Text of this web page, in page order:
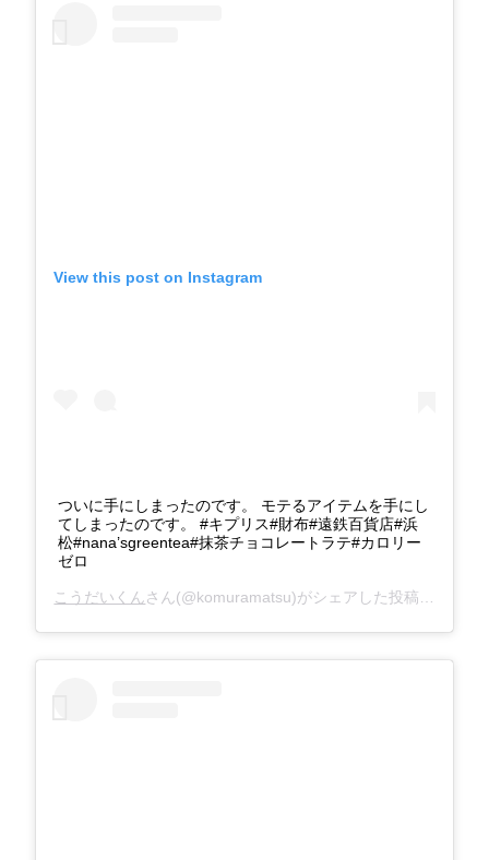
View this post on Instagram
ついに手にしまったのです。 モテるアイテムを手にし
てしまったのです。 #キプリス#財布#遠鉄百貨店#浜
松#nana’sgreentea#抹茶チョコレートラテ#カロリー
ゼロ
こうだいくんさん(@komuramatsu)がシェアした投稿 –